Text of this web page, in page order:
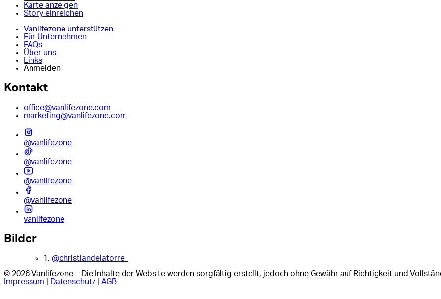
Karte anzeigen
Story einreichen
Vanlifezone unterstützen
Für Unternehmen
FAQs
Über uns
Links
Anmelden
Kontakt
office@vanlifezone.com
marketing@vanlifezone.com
@vanlifezone
@vanlifezone
@vanlifezone
@vanlifezone
vanlifezone
Bilder
1. @christiandelatorre_
© 2026 Vanlifezone – Die Inhalte der Website werden sorgfältig erstellt, jedoch ohne Gewähr auf Richtigkeit und
Impressum
Datenschutz| AGB